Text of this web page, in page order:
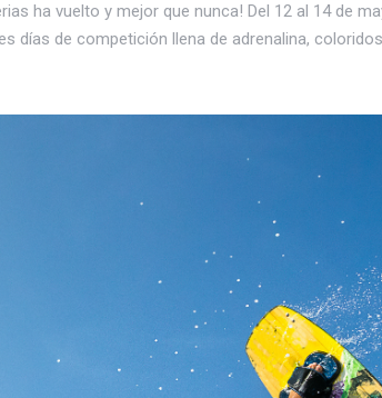
ha vuelto y mejor que nunca! Del 12 al 14 de
días de competición llena de adrenalina,